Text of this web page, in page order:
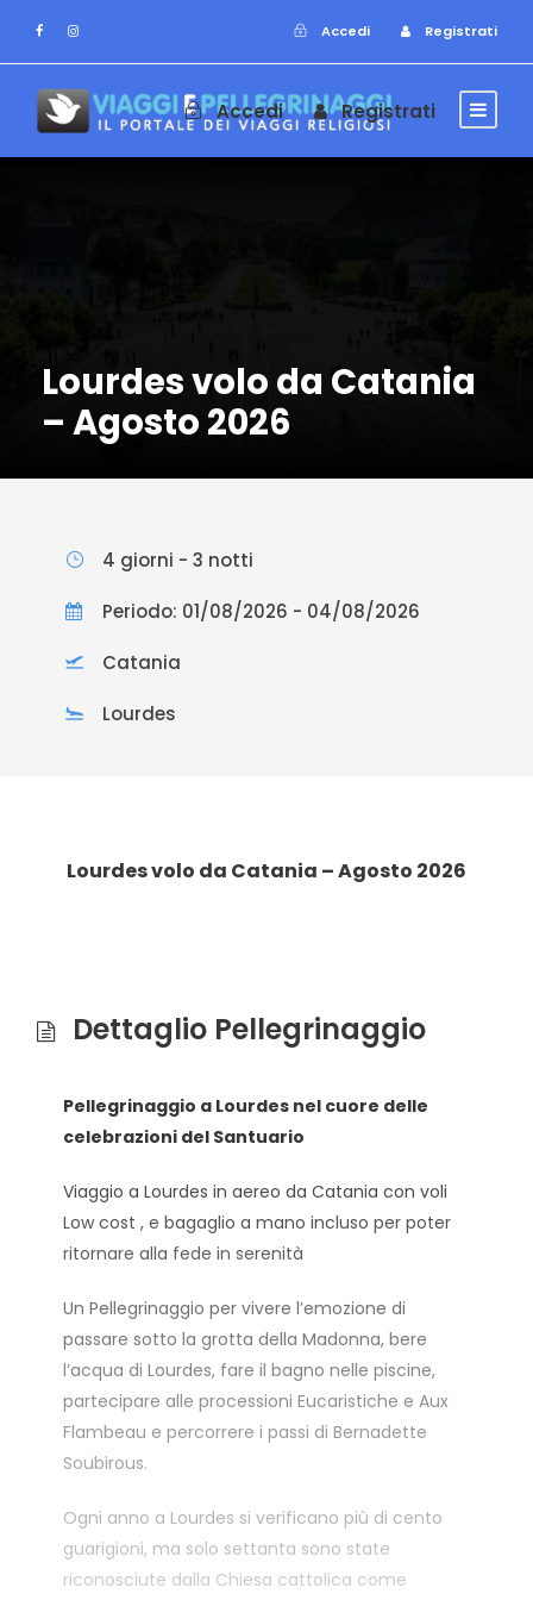
Accedi Registrati
Accedi Registrati
Lourdes volo da Catania
– Agosto 2026
4 giorni - 3 notti
Periodo: 01/08/2026 - 04/08/2026
Catania
Lourdes
Lourdes volo da Catania – Agosto 2026
Dettaglio Pellegrinaggio
Pellegrinaggio a Lourdes nel cuore delle
celebrazioni del Santuario
Viaggio a Lourdes in aereo da Catania con voli
Low cost , e bagaglio a mano incluso per poter
ritornare alla fede in serenità
Un Pellegrinaggio per vivere l’emozione di
passare sotto la grotta della Madonna, bere
l’acqua di Lourdes, fare il bagno nelle piscine,
partecipare alle processioni Eucaristiche e Aux
Flambeau e percorrere i passi di Bernadette
Soubirous.
Ogni anno a Lourdes si verificano più di cento
guarigioni, ma solo settanta sono state
riconosciute dalla Chiesa cattolica come